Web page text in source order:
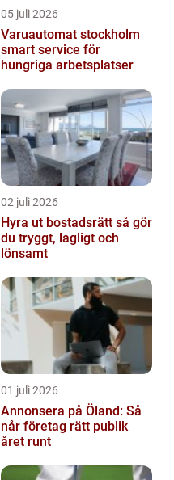
05 juli 2026
Varuautomat stockholm
smart service för
hungriga arbetsplatser
02 juli 2026
Hyra ut bostadsrätt så gör
du tryggt, lagligt och
lönsamt
01 juli 2026
Annonsera på Öland: Så
når företag rätt publik
året runt